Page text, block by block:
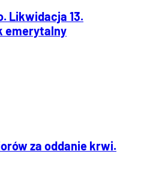
Likwidacja 13.
emerytalny
za oddanie krwi.